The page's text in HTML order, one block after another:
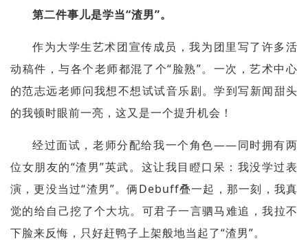
第二件事儿是学当“渣男”。
作为大学生艺术团宣传成员，我为团里写了许多活
动稿件，与各个老师都混了个“脸熟”。一次，艺术中心
的范志远老师问我想不想试试音乐剧。学到写新闻甜头
的我顿时眼前一亮，这又是一个提升机会！
经过面试，老师分配给我一个角色——同时拥有两
位女朋友的“渣男”英武。这让我目瞪口呆：我没学过表
演，更没当过“渣男”。俩Debuff叠一起，那一刻，我真
觉的给自己挖了个大坑。可君子一言驷马难追，我拉不
下脸来反悔，只好赶鸭子上架般地当起了“渣男”。